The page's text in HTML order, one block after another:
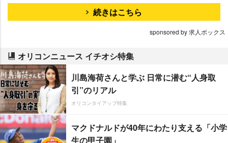
続きはこちら
sponsored by 求人ボックス
オリコンニュース イチオシ特集
川島海荷さんと学ぶ 日常に潜む“人身取
引”のリアル
オリコンタイアップ特集
マクドナルドが40年にわたり支える「小学
生の甲子園」